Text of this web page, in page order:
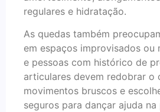
regulares e hidratação.
As quedas também
em espaços improvisados ou
e pessoas com histórico de
articulares devem redobrar o
movimentos bruscos e
seguros para dançar ajuda na